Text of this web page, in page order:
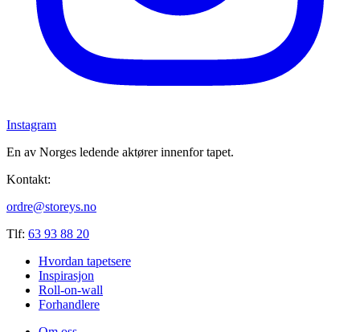
Instagram
En av Norges ledende aktører innenfor tapet.
Kontakt:
ordre@storeys.no
Tlf: 63 93 88 20
Hvordan tapetsere
Inspirasjon
Roll-on-wall
Forhandlere